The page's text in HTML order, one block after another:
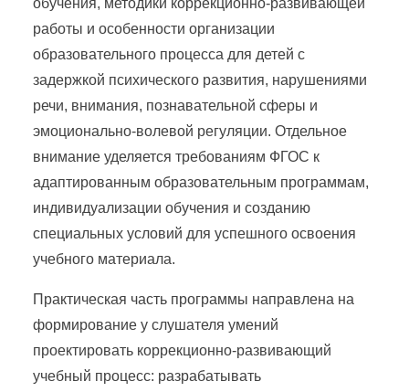
работы и особенности организации
образовательного процесса для детей с
задержкой психического развития, нарушениями
речи, внимания, познавательной сферы и
эмоционально-волевой регуляции. Отдельное
внимание уделяется требованиям ФГОС к
адаптированным образовательным программам,
индивидуализации обучения и созданию
специальных условий для успешного освоения
учебного материала.
Практическая часть программы направлена на
формирование у слушателя умений
проектировать коррекционно-развивающий
учебный процесс: разрабатывать